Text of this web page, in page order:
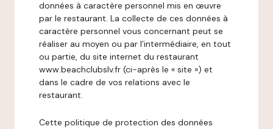
données à caractère personnel mis en œuvre
par le restaurant. La collecte de ces données à
caractère personnel vous concernant peut se
réaliser au moyen ou par l’intermédiaire, en tout
ou partie, du site internet du restaurant
www.beachclubslv.fr (ci-après le « site ») et
dans le cadre de vos relations avec le
restaurant.
Cette politique de protection des données